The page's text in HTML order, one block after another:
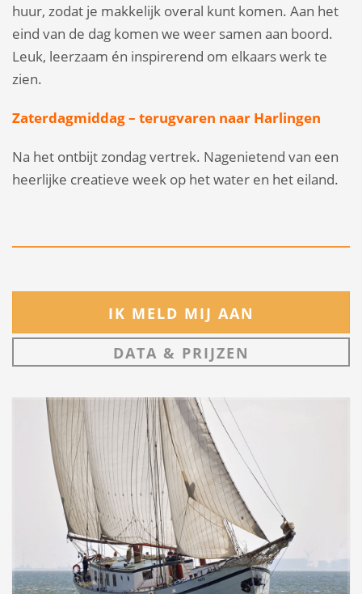
huur, zodat je makkelijk overal kunt komen. Aan het
eind van de dag komen we weer samen aan boord.
Leuk, leerzaam én inspirerend om elkaars werk te
zien.
Zaterdagmiddag – terugvaren naar Harlingen
Na het ontbijt zondagvertrek. Nagenietend van een
heerlijke creatieve week op het water en het eiland.
IK MELD MIJ AAN
DATA & PRIJZEN